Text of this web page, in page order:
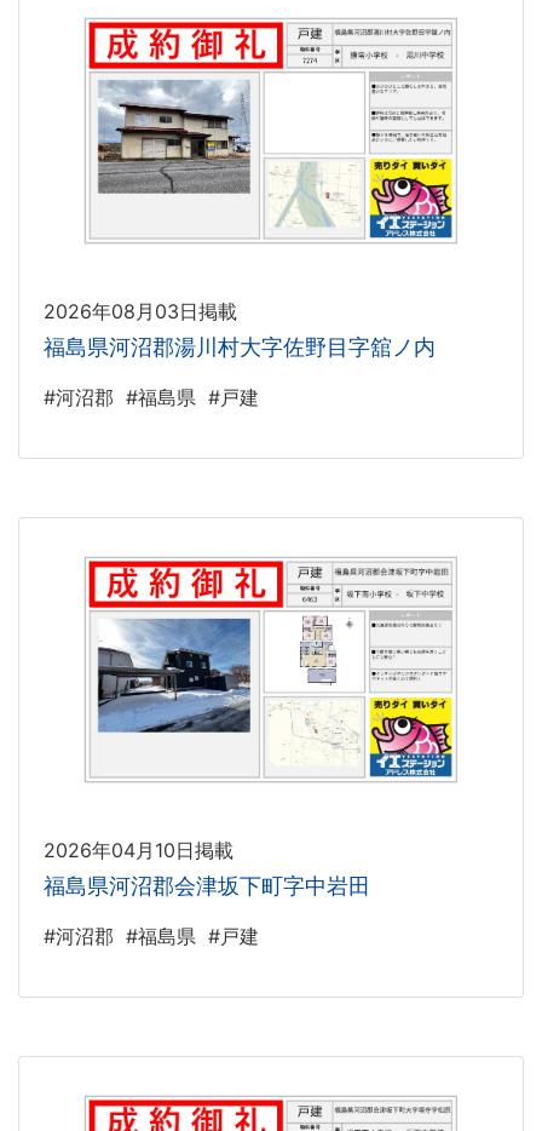
2026年08月03日掲載
福島県河沼郡湯川村大字佐野目字舘ノ内
#河沼郡 #福島県 #戸建
2026年04月10日掲載
福島県河沼郡会津坂下町字中岩田
#河沼郡 #福島県 #戸建